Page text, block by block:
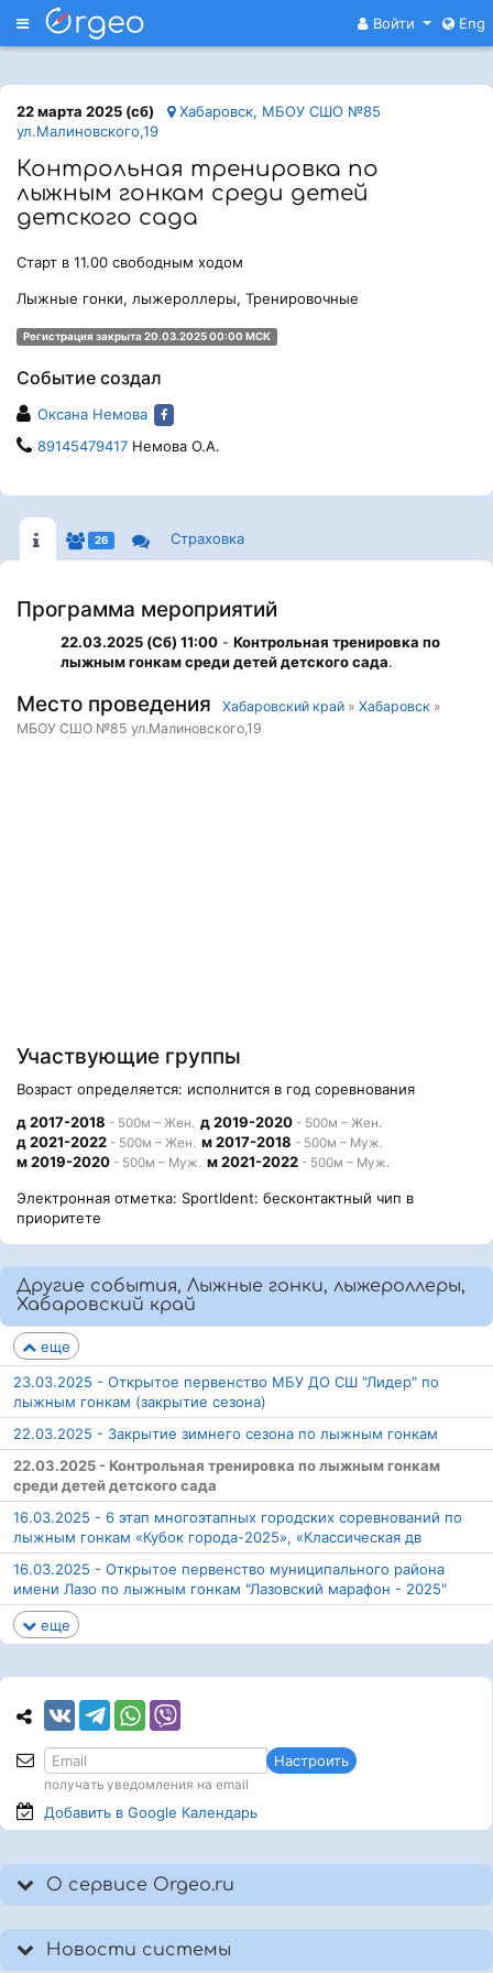
Меню Войти Eng
22 марта 2025 (сб)
Хабаровск, МБОУ СШО №85
ул.Малиновского,19
Контрольная тренировка по
лыжным гонкам среди детей
детского сада
Старт в 11.00 свободным ходом
Лыжные гонки, лыжероллеры, Тренировочные
Регистрация закрыта 20.03.2025 00:00 МСК
Событие создал
Оксана Немова
89145479417 Немова О.А.
26 Страховка
Программа мероприятий
22.03.2025 (Сб) 11:00 - Контрольная тренировка по
лыжным гонкам среди детей детского сада.
Место проведения Хабаровский край » Хабаровск »
МБОУ СШО №85 ул.Малиновского,19
Участвующие группы
Возраст определяется: исполнится в год соревнования
д 2017-2018 - 500м – Жен. д 2019-2020 - 500м – Жен.
д 2021-2022 - 500м – Жен. м 2017-2018 - 500м – Муж.
м 2019-2020 - 500м – Муж. м 2021-2022 - 500м – Муж.
Электронная отметка: SportIdent: бесконтактный чип в
приоритете
Другие события, Лыжные гонки, лыжероллеры,
Хабаровский край
еще
23.03.2025 - Открытое первенство МБУ ДО СШ "Лидер" по
лыжным гонкам (закрытие сезона)
22.03.2025 - Закрытие зимнего сезона по лыжным гонкам
22.03.2025 - Контрольная тренировка по лыжным гонкам
среди детей детского сада
16.03.2025 - 6 этап многоэтапных городских соревнований по
лыжным гонкам «Кубок города-2025», «Классическая дв
16.03.2025 - Открытое первенство муниципального района
имени Лазо по лыжным гонкам "Лазовский марафон - 2025"
еще
Настроить
получать уведомления на email
Добавить в Google Календарь
О сервисе Orgeo.ru
Новости системы